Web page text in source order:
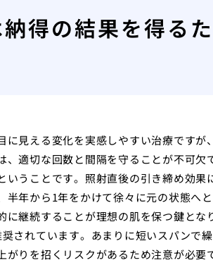
得の結果を得る
見える変化を実感しやすい治療ですが
、適切な回数と間隔を守ることが不可欠
いうことです。照射直後の引き締め効果
半年から1年をかけて徐々に元の状態へ
に継続することが理想の肌を保つ鍵とな
されています。あまりに短いスパンで
がりを招くリスクがあるため注意が必要